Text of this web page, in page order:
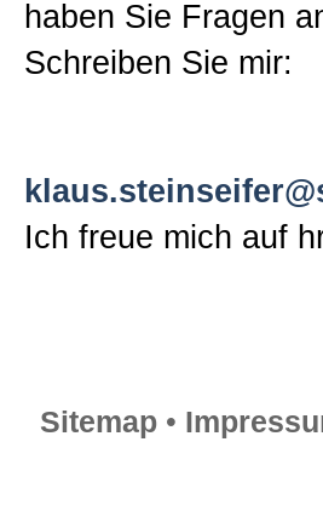
Impressum und
haben Sie Fragen
Schreiben Sie mir:
Ich freue mich auf
Sitemap •